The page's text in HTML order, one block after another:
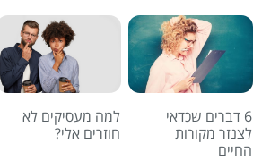
6 דברים שכדאי
לצנזר מקורות
החיים
למה מעסיקים לא
חוזרים אלי?